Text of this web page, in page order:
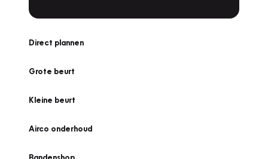
Direct plannen
Grote beurt
Kleine beurt
Airco onderhoud